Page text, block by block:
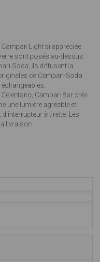
Campari Light si appréciée
sont posés au-dessus
Soda, ils diffusent la
de Campari-Soda
Campari Bar crée
une lumière agréable et
à tirette. Les
livraison.